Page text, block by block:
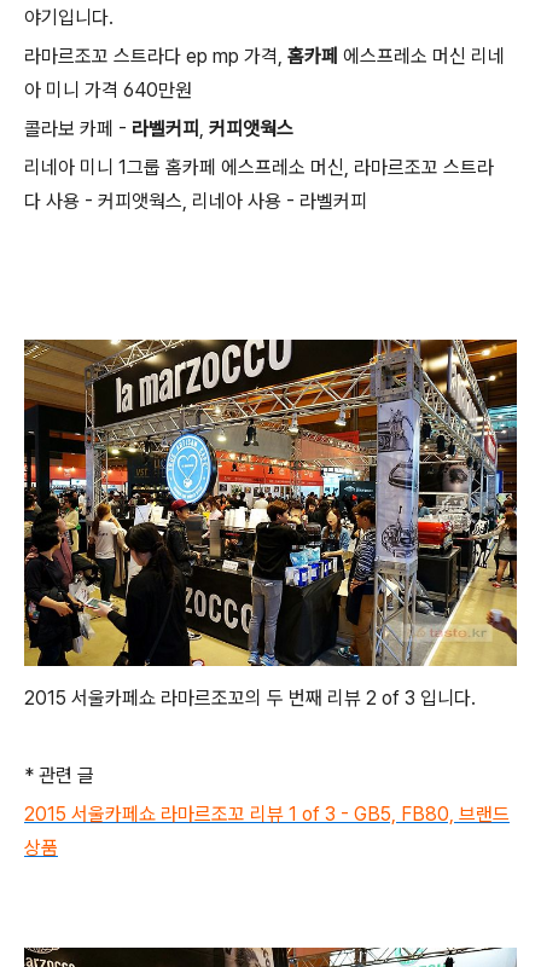
야기입니다.
라마르조꼬 스트라다 ep mp 가격, 홈카페 에스프레소 머신 리네
아 미니 가격 640만원
콜라보 카페 - 라벨커피 , 커피앳웍스
리네아 미니 1그룹 홈카페 에스프레소 머신, 라마르조꼬 스트라
다 사용 - 커피앳웍스, 리네아 사용 - 라벨커피
2015 서울카페쇼 라마르조꼬의 두 번째 리뷰 2 of 3 입니다.
* 관련 글
2015 서울카페쇼 라마르조꼬 리뷰 1 of 3 - GB5, FB80, 브랜드
상품